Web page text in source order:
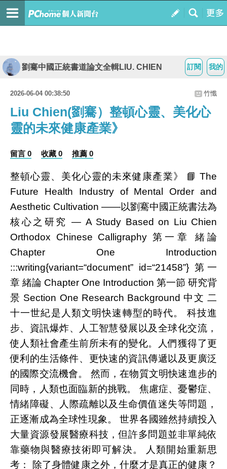
我的
訂閱
劉騫中國正統書道論文全輯LIU. CHIEN
2026-06-04 00:38:50 竹懺
Liu Chien(劉騫）整頓心靈、美化心
靈的未來健康產業》
留言 0 收藏 0 推薦 0
整頓心靈、美化心靈的未來健康產業》 📘 The
Future Health Industry of Mental Order and
Aesthetic Cultivation ——以劉騫中國正統書法為
核心之研究 — A Study Based on Liu Chien
Orthodox Chinese Calligraphy 第一章 緒論
Chapter One Introduction
:::writing{variant=“document” id=“21458”} 第一
章 緒論 Chapter One Introduction 第一節 研究背
景 Section One Research Background 中文 二
十一世紀是人類文明快速轉型的時代。 科技進
步、資訊爆炸、人工智慧發展以及全球化交流，
使人類社會產生前所未有的變化。人們獲得了更
便利的生活條件、更快速的資訊傳遞以及更廣泛
的國際交流機會。 然而，在物質文明快速進步的
同時，人類也面臨新的挑戰。 焦慮症、憂鬱症、
情緒障礙、人際疏離以及生命價值迷失等問題，
正逐漸成為全球性現象。 世界各國雖然持續投入
大量資源發展醫療科技，但許多問題並非單純依
靠藥物與醫療技術即可解決。 人類開始重新思
考： 除了身體健康之外，什麼才是真正的健康？